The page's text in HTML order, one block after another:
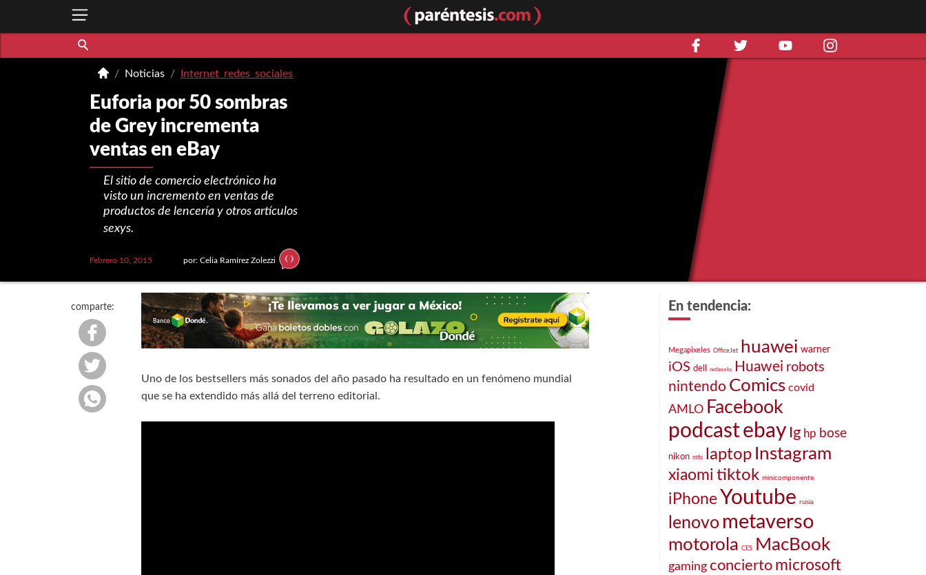
Noticias Internet_redes_sociales
Euforia por 50 sombras
de Grey incrementa
ventas en eBay
El sitio de comercio electrónico ha
visto un incremento en ventas de
productos de lencería y otros artículos
sexys.
Febrero 10, 2015 por: Celia Ramírez Zolezzi
comparte:
Uno de los bestsellers más sonados del año pasado ha resultado en un fenómeno mundial
que se ha extendido más allá del terreno editorial.
En tendencia:
Megapixeles OfficeJet huawei warner
iOS dell netbooks Huawei robots
nintendo Comics covid
AMLO Facebook
podcastebay Ig hp bose
nikon ntfs laptop Instagram
xiaomi tiktok minicomponente
iPhone Youtube rusia
lenovo metaverso
motorola CES MacBook
gaming concierto microsoft